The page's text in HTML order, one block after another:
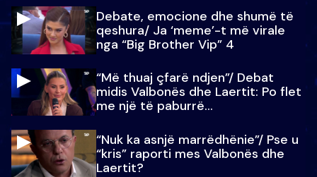
Debate, emocione dhe shumë të
qeshura/ Ja ‘meme’-t më virale
nga “Big Brother Vip” 4
“Më thuaj çfarë ndjen”/ Debat
midis Valbonës dhe Laertit: Po flet
me një të paburrë...
“Nuk ka asnjë marrëdhënie”/ Pse u
“kris” raporti mes Valbonës dhe
Laertit?